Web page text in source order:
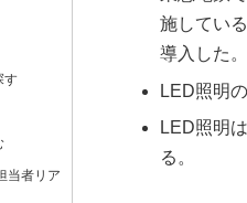
施してい
導入した。
LED照明
LED照明
る。
す
当者リア